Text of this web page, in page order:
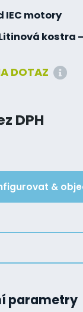
IEC motory
kostra
DOTAZ
DPH
&
parametry